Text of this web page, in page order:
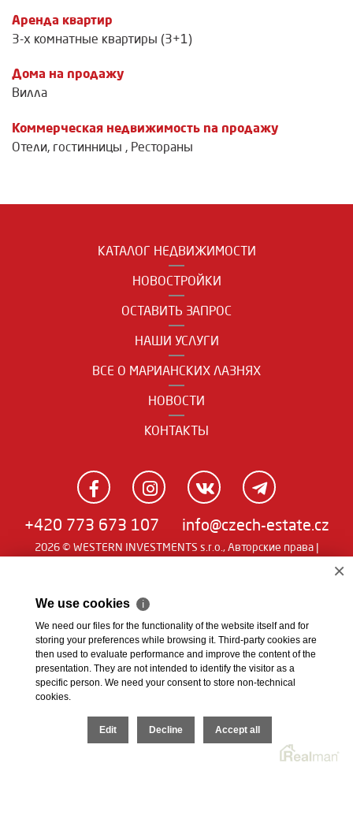
Аренда квартир
3-х комнатные квартиры (3+1)
Дома на продажу
Вилла
Коммерческая недвижимость na продажу
Отели, гостинницы , Рестораны
КАТАЛОГ НЕДВИЖИМОСТИ
НОВОСТРОЙКИ
ОСТАВИТЬ ЗАПРОС
НАШИ УСЛУГИ
ВСЕ О МАРИАНСКИХ ЛАЗНЯХ
НОВОСТИ
КОНТАКТЫ
+420 773 673 107 info@czech-estate.cz
2026 © WESTERN INVESTMENTS s.r.o., Авторские права |
×
We use cookies ℹ
We need our files for the functionality of the website itself and for
storing your preferences while browsing it. Third-party cookies are
then used to evaluate performance and improve the content of the
presentation. They are not intended to identify the visitor as a
specific person. We need your consent to store non-technical
cookies.
Edit Decline Accept all